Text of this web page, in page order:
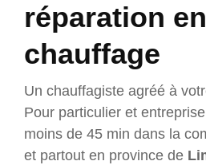
réparation en
chauffage
Un chauffagiste agréé à
Pour particulier et
moins de 45 min dans la
et partout en province de